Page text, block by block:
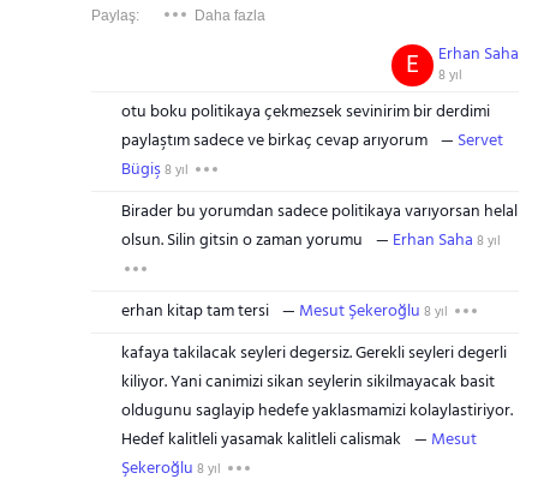
Paylaş: Daha fazla
Erhan Saha
8 yıl
E
otu boku politikaya çekmezsek sevinirim bir derdimi
paylaştım sadece ve birkaç cevap arıyorum
Servet
Bügiş8 yıl
Birader bu yorumdan sadece politikaya varıyorsan helal
olsun. Silin gitsin o zaman yorumu
Erhan Saha 8 yıl
erhan kitap tam tersi Mesut Şekeroğlu 8 yıl
kafaya takilacak seyleri degersiz. Gerekli seyleri degerli
kiliyor. Yani canimizi sikan seylerin sikilmayacak basit
oldugunu saglayip hedefe yaklasmamizi kolaylastiriyor.
Hedef kalitleli yasamak kalitleli calismak
Mesut
Şekeroğlu 8 yıl